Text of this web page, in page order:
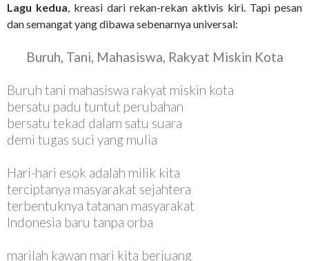
Lagu kedua, kreasi dari rekan-rekan aktivis kiri. Tapi pesan
dan semangat yang dibawa sebenarnya universal:
Buruh, Tani, Mahasiswa, Rakyat Miskin Kota
Buruh tani mahasiswa rakyat miskin kota
bersatu padu tuntut perubahan
bersatu tekad dalam satu suara
demi tugas suci yang mulia
Hari-hari esok adalah milik kita
terciptanya masyarakat sejahtera
terbentuknya tatanan masyarakat
Indonesia baru tanpa orba
marilah kawan mari kita berjuang